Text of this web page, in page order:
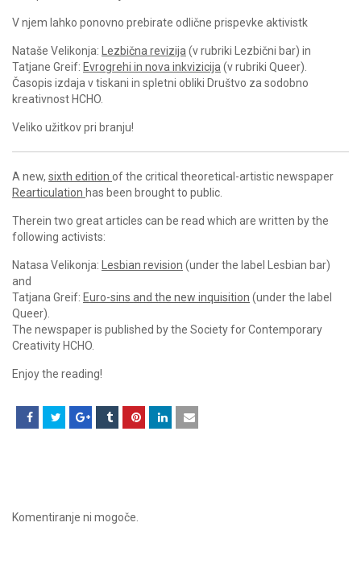
V njem lahko ponovno prebirate odlične prispevke aktivistk
Nataše Velikonja: Lezbična revizija (v rubriki Lezbični bar) in
Tatjane Greif: Evrogrehi in nova inkvizicija (v rubriki Queer).
Časopis izdaja v tiskani in spletni obliki Društvo za sodobno
kreativnost HCHO.
Veliko užitkov pri branju!
A new, sixth edition of the critical theoretical-artistic newspaper
Rearticulation has been brought to public.
Therein two great articles can be read which are written by the
following activists:
Natasa Velikonja: Lesbian revision (under the label Lesbian bar)
and
Tatjana Greif: Euro-sins and the new inquisition (under the label
Queer).
The newspaper is published by the Society for Contemporary
Creativity HCHO.
Enjoy the reading!
Komentiranje ni mogoče.